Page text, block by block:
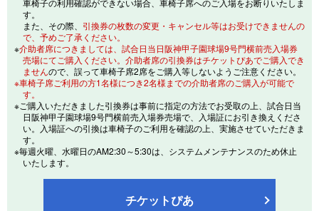
車椅子の利用確認ができない場合、車椅子席へのご入場をお断りいたしま
す。
また、その際、 引換券の枚数の変更・キャンセル等はお受けできませんの
で、予めご了承ください。
※介助者席につきましては、試合日当日阪神甲子園球場9号門横前売入場券
売場にてご購入ください。介助者席の引換券はチケットぴあでご購入でき
ませんので、誤って車椅子席2席をご購入等しないようご注意ください。
※車椅子席ご利用の方1名様につき2名様までの介助者席のご購入が可能で
す。
※ご購入いただきました引換券は事前に指定の方法でお受取の上、試合日当
日阪神甲子園球場9号門横前売入場券売場で、入場証にお引き換えくださ
い。入場証への引換は車椅子のご利用を確認の上、実施させていただきま
す。
※毎週火曜、水曜日のAM2:30～5:30は、システムメンテナンスのため休止
いたします。
チケットぴあ